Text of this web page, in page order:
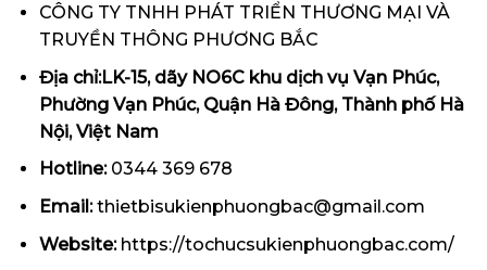
CÔNG TY TNHH PHÁT TRIỂN THƯƠNG MẠI VÀ
TRUYỀN THÔNG PHƯƠNG BẮC
Địa chỉ:LK-15, dãy NO6C khu dịch vụ Vạn Phúc,
Phường Vạn Phúc, Quận Hà Đông, Thành phố Hà
Nội, Việt Nam
Hotline:0344 369 678
Email:thietbisukienphuongbac@gmail.com
Website:https://tochucsukienphuongbac.com/